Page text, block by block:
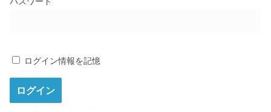
ログイン情報を記憶